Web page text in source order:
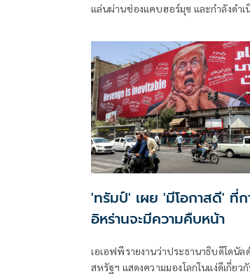
แล่นผ่านช่องแคบฮอร์มุซ และกำลังดำ
เตหะรานกล่าวเมื่อวันพุธที่ผ่านมา แม้ว่
ความมั่นคงล่าสุดจะเน้นย้ำถึงความเสี่ย
การขนส่งทางเรือในภูมิภาคก็ตาม
'ทรัมป์' เผย 'มีโอกาสดี' ที่ก
อิหร่านจะมีความคืบหน้า
เอเอฟพีรายงานว่าประธานาธิบดีโดนัล
สหรัฐฯ แสดงความมองโลกในแง่ดีเกี่ยว